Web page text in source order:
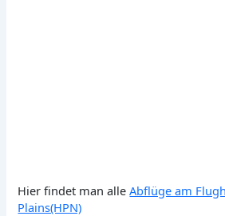
Hier findet man alleAbflüge am
Plains(HPN)